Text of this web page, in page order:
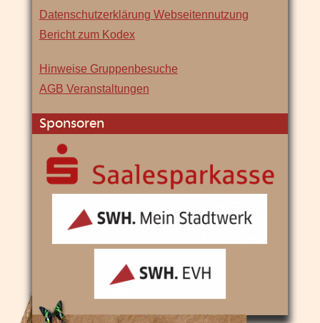
Datenschutzerklärung Webseitennutzung
Bericht zum Kodex
Hinweise Gruppenbesuche
AGB Veranstaltungen
Sponsoren
Saalesparkasse
EVH